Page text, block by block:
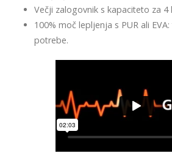
Večji zalogovnik s kapaciteto za 4
100% moč lepljenja s PUR ali
potrebe.